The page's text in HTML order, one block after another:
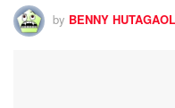
by BENNY HUTAGAOL